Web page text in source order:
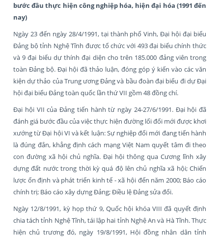
bước đầu thực hiện công nghiệp hóa, hiện đại hóa (1991 đến
nay)
Ngày 23 đến ngày 28/4/1991, tại thành phố Vinh, Đại hội đại biểu
Đảng bộ tỉnh Nghệ Tĩnh được tổ chức với 493 đại biểu chính thức
và 9 đại biểu dự thính đại diện cho trên 185.000 đảng viên trong
toàn Đảng bộ. Đại hội đã thảo luận, đóng góp ý kiến vào các văn
kiện dự thảo của Trung ương Đảng và bầu đoàn đại biểu đi dự Đại
hội đại biểu Đảng toàn quốc lần thứ VII gồm 48 đồng chí.
Đại hội VII của Đảng tiến hành từ ngày 24-27/6/1991. Đại hội đã
đánh giá bước đầu của việc thực hiện đường lối đổi mới được khơi
xướng từ Đại hội VI và kết luận: Sự nghiệp đổi mới đang tiến hành
là đúng đắn, khẳng định cách mạng Việt Nam quyết tâm đi theo
con đường xã hội chủ nghĩa. Đại hội thông qua Cương lĩnh xây
dựng đất nước trong thời kỳ quá độ lên chủ nghĩa xã hội; Chiến
lược ổn định và phát triển kinh tế - xã hội đến năm 2000; Báo cáo
chính trị; Báo cáo xây dựng Đảng; Điều lệ Đảng sửa đổi.
Ngày 12/8/1991, kỳ họp thứ 9, Quốc hội khóa VIII đã quyết định
chia tách tỉnh Nghệ Tĩnh, tái lập hai tỉnh Nghệ An và Hà Tĩnh. Thực
hiện chủ trương đó, ngày 19/8/1991, Hội đồng nhân dân tỉnh